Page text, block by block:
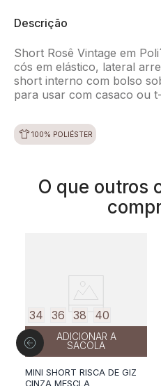
Descrição
Short Rosê Vintage em
cós em elástico, lateral
short interno com bolso
para usar com casaco ou
100% POLIÉSTER
O que outros
34 36 38 40
ADICIONAR A
SACOLA
MINI SHORT RISCA DE GIZ
CINZA MESCLA